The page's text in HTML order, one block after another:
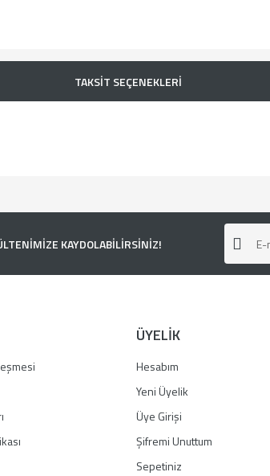
TAKSİT SEÇENEKLERİ
Gönder
KAYDOLABİLİRSİNİZ!
ÜYELİK
Hesabım
Yeni Üyelik
Üye Girişi
Şifremi Unuttum
Sepetiniz